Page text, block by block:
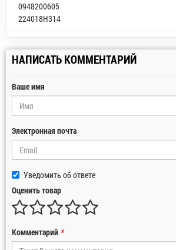
0948200605
224018H314
НАПИСАТЬ КОММЕНТАРИЙ
Ваше имя
Электронная почта
Уведомить об ответе
Оценить товар
Комментарий *